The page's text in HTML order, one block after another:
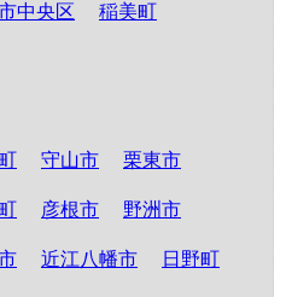
中央区 稲美町
守山市 栗東市
彦根市 野洲市
近江八幡市 日野町